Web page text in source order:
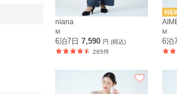
niana
M
6泊7日 7,590 円 (税込)
265件
M
6泊